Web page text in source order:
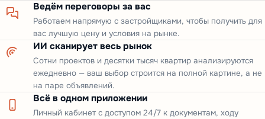
Ведём переговоры за вас
Работаем напрямую с застройщиками, чтобы получить для
вас лучшую цену и условия на рынке.
ИИ сканирует весь рынок
Сотни проектов и десятки тысяч квартир анализируются
ежедневно — ваш выбор строится на полной картине, а не
на паре объявлений.
Всё в одном приложении
Личный кабинет с доступом 24/7 к документам, ходу